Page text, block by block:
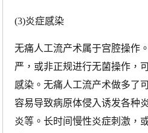
(3)炎症感染
无痛人工流产术属于宫腔操作
严，或非正规进行无菌操作，
感染。无痛人工流产术做多了
容易导致病原体侵入诱发各种
炎等。长时间慢性炎症刺激，